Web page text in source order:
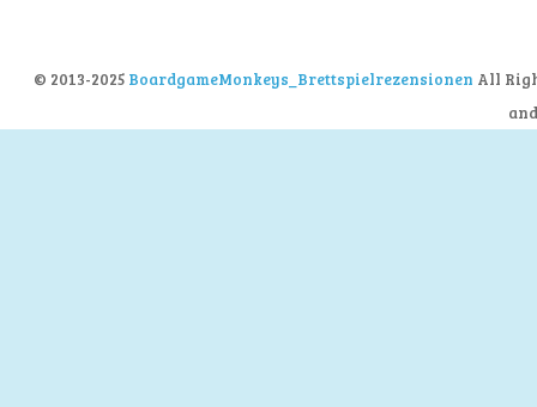
© 2013-2025 BoardgameMonkeys_Brettspielrezensionen All